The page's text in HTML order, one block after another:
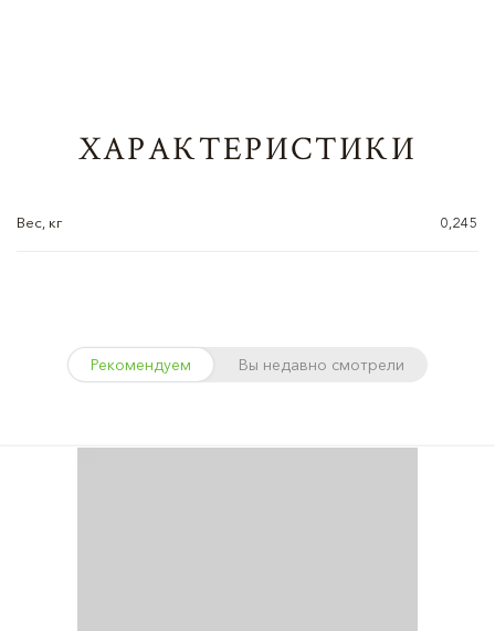
ХАРАКТЕРИСТИКИ
Вес, кг 0,245
Рекомендуем Вы недавно смотрели